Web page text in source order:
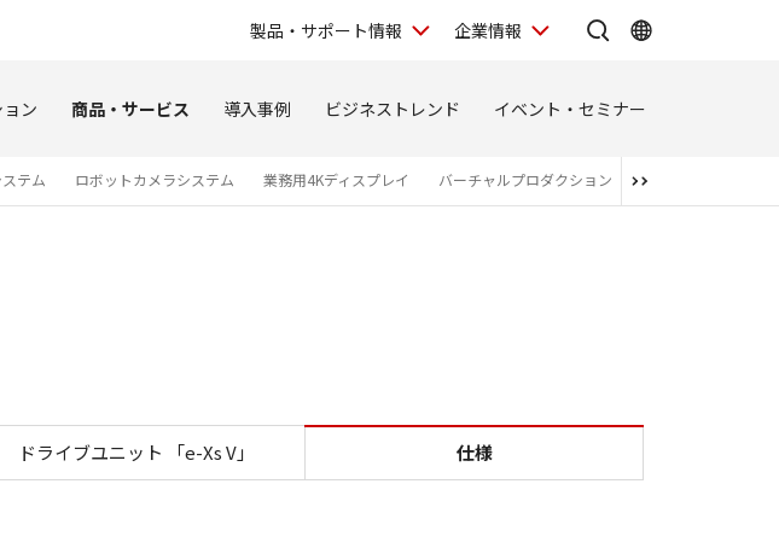
製品・サポート情報 企業情報
ン 商品・サービス 導入事例 ビジネストレンド イベント・セミナー
テム ロボットカメラシステム 業務用4Kディスプレイ バーチャルプロダクション 関連商品・アライア
CJ27e×7.3B IASE T
ドライブユニット 「e-Xs V」 仕様